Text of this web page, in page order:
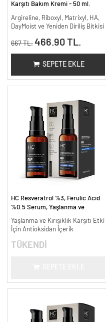
Karşıtı Bakım Kremi - 50 ml.
Argireline, Riboxyl, Matrixyl, HA,
DayMoist ve Yeniden Diriliş Bitkisi
667 TL. 466.90 TL.
SEPETE EKLE
HC Resveratrol %3, Ferulic Acid
%0.5 Serum, Yaşlanma ve
Yaşlanma ve Kırışıklık Karşıtı Etki
İçin Antioksidan İçerik
TÜKENDİ